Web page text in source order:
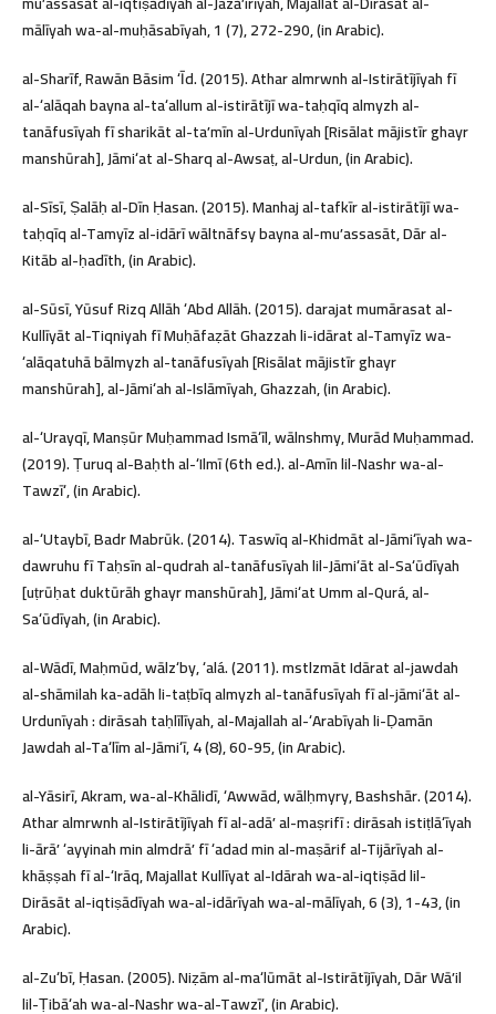
mālīyah wa-al-muḥāsabīyah, 1 (7), 272-290, (in Arabic).
al-Sharīf, Rawān Bāsim ʻĪd. (2015). Athar almrwnh al-Istirātījīyah fī
al-ʻalāqah bayna al-taʻallum al-istirātījī wa-taḥqīq almyzh al-
tanāfusīyah fī sharikāt al-taʼmīn al-Urdunīyah [Risālat mājistīr ghayr
manshūrah], Jāmiʻat al-Sharq al-Awsaṭ, al-Urdun, (in Arabic).
al-Sīsī, Ṣalāḥ al-Dīn Ḥasan. (2015). Manhaj al-tafkīr al-istirātījī wa-
taḥqīq al-Tamyīz al-idārī wāltnāfsy bayna al-muʼassasāt, Dār al-
Kitāb al-ḥadīth, (in Arabic).
al-Sūsī, Yūsuf Rizq Allāh ʻAbd Allāh. (2015). darajat mumārasat al-
Kullīyāt al-Tiqniyah fī Muḥāfaẓāt Ghazzah li-idārat al-Tamyīz wa-
ʻalāqatuhā bālmyzh al-tanāfusīyah [Risālat mājistīr ghayr
manshūrah], al-Jāmiʻah al-Islāmīyah, Ghazzah, (in Arabic).
al-ʻUrayqī, Manṣūr Muḥammad Ismāʻīl, wālnshmy, Murād Muḥammad.
(2019). Ṭuruq al-Baḥth al-ʻIlmī (6th ed.). al-Amīn lil-Nashr wa-al-
Tawzīʻ, (in Arabic).
al-ʻUtaybī, Badr Mabrūk. (2014). Taswīq al-Khidmāt al-Jāmiʻīyah wa-
dawruhu fī Taḥsīn al-qudrah al-tanāfusīyah lil-Jāmiʻāt al-Saʻūdīyah
[uṭrūḥat duktūrāh ghayr manshūrah], Jāmiʻat Umm al-Qurá, al-
Saʻūdīyah, (in Arabic).
al-Wādī, Maḥmūd, wālzʻby, ʻalá. (2011). mstlzmāt Idārat al-jawdah
al-shāmilah ka-adāh li-taṭbīq almyzh al-tanāfusīyah fī al-jāmiʻāt al-
Urdunīyah : dirāsah taḥlīlīyah, al-Majallah al-ʻArabīyah li-Ḍamān
Jawdah al-Taʻlīm al-Jāmiʻī, 4 (8), 60-95, (in Arabic).
al-Yāsirī, Akram, wa-al-Khālidī, ʻAwwād, wālḥmyry, Bashshār. (2014).
Athar almrwnh al-Istirātījīyah fī al-adāʼ al-maṣrifī : dirāsah istiṭlāʻīyah
li-ārāʼ ʻayyinah min almdrāʼ fī ʻadad min al-maṣārif al-Tijārīyah al-
khāṣṣah fī al-ʻIrāq, Majallat Kullīyat al-Idārah wa-al-iqtiṣād lil-
Dirāsāt al-iqtiṣādīyah wa-al-idārīyah wa-al-mālīyah, 6 (3), 1-43, (in
Arabic).
al-Zuʻbī, Ḥasan. (2005). Niẓām al-maʻlūmāt al-Istirātījīyah, Dār Wāʼil
lil-Ṭibāʻah wa-al-Nashr wa-al-Tawzīʻ, (in Arabic).